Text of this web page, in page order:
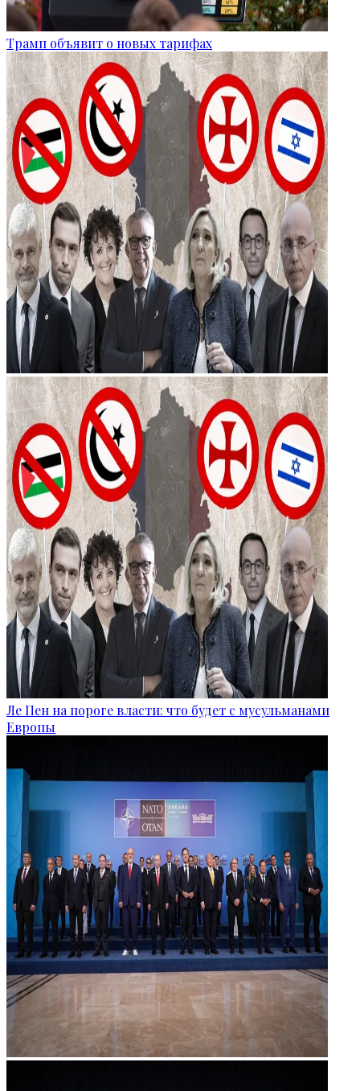
Трамп объявит о новых тарифах
Ле Пен на пороге власти: что будет с мусульманами
Европы